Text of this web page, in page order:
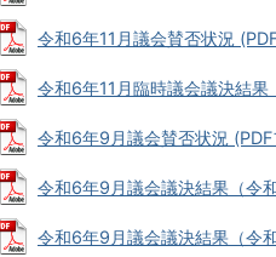
令和6年11月議会賛否状況
令和6年11月臨時議会議決結
令和6年9月議会賛否状況
令和6年9月議会議決結果（令
令和6年9月議会議決結果（令